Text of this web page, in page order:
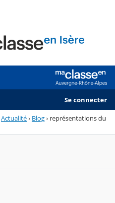
Se connecter
Actualité› Blog› représentations du